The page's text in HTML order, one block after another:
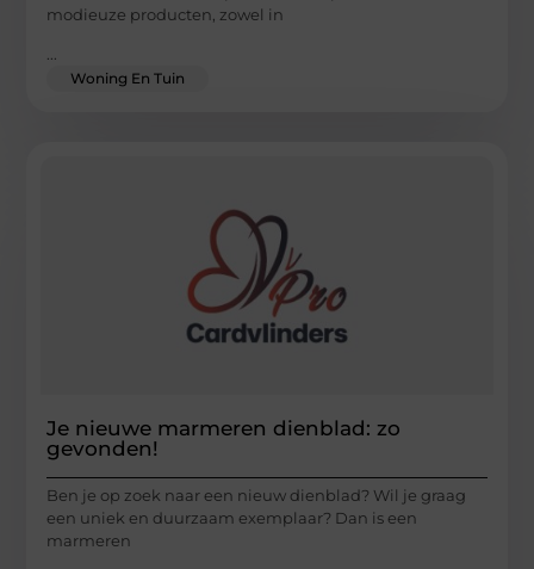
modieuze producten, zowel in
...
Woning En Tuin
Je nieuwe marmeren dienblad: zo
gevonden!
Ben je op zoek naar een nieuw dienblad? Wil je graag
een uniek en duurzaam exemplaar? Dan is een
marmeren